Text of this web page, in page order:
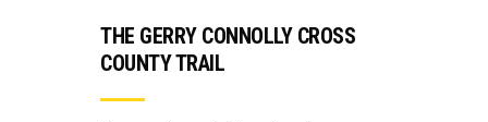
THE GERRY CONNOLLY CROSS
COUNTY TRAIL